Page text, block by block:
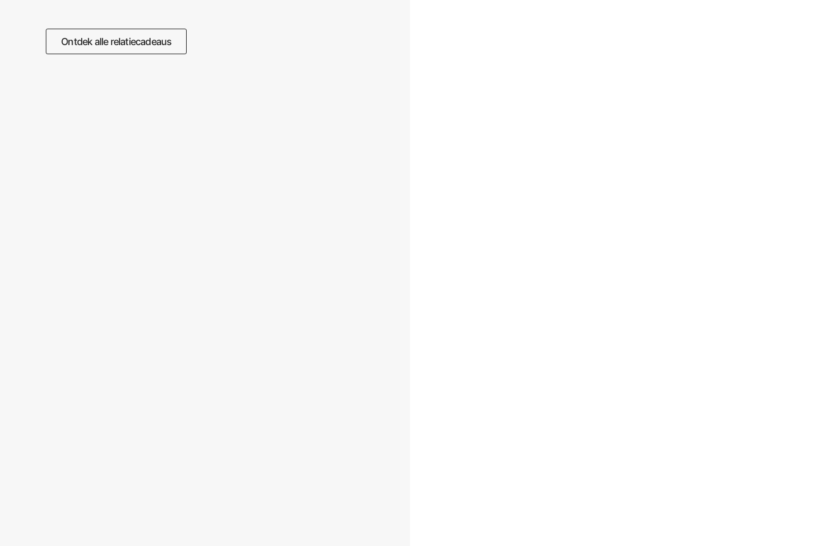
Ontdek alle relatiecadeaus